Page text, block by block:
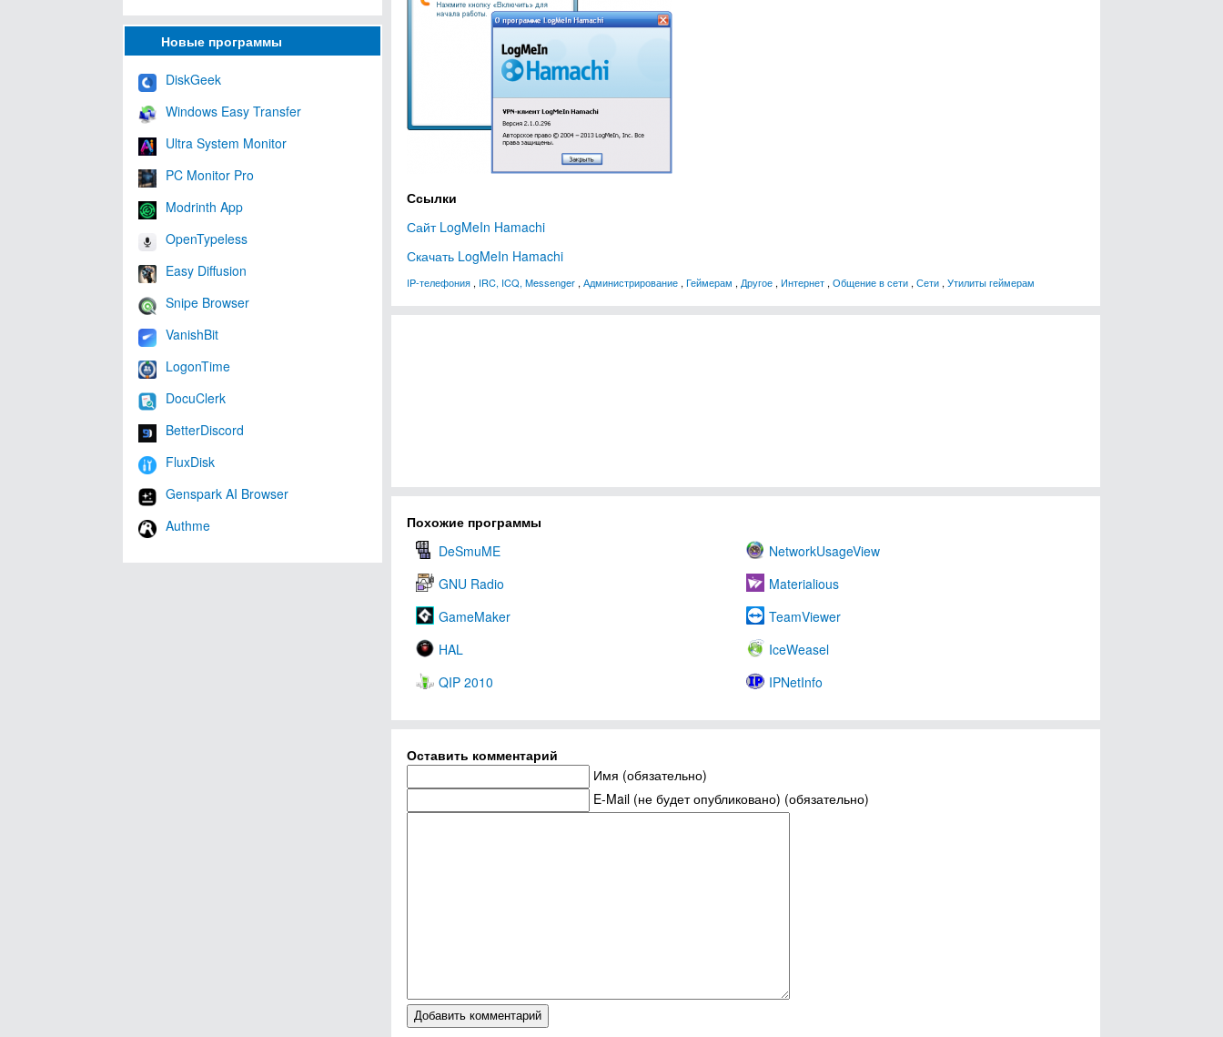
Новые программы
DiskGeek
Windows Easy Transfer
Ultra System Monitor
PC Monitor Pro
Modrinth App
OpenTypeless
Easy Diffusion
Snipe Browser
VanishBit
LogonTime
DocuClerk
BetterDiscord
FluxDisk
Genspark AI Browser
Authme
Ссылки
Сайт LogMeIn Hamachi
Скачать LogMeIn Hamachi
IP-телефония , IRC, ICQ, Messenger , Администрирование , Геймерам , Другое , Интернет , Общение в сети , Сети , Утилиты геймерам
Похожие программы
DeSmuME
NetworkUsageView
GNU Radio
Materialious
GameMaker
TeamViewer
HAL
IceWeasel
QIP 2010
IPNetInfo
Оставить комментарий
Имя (обязательно)
E-Mail (не будет опубликовано) (обязательно)